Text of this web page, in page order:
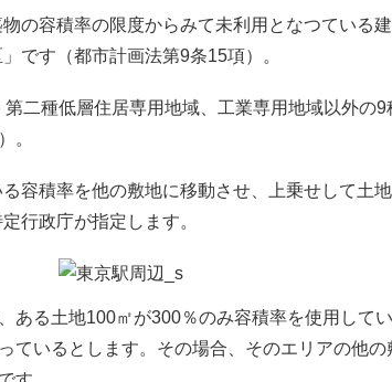
の容積率の限度からみて未利用となつている
です（都市計画法第9条15項）。
二種低層住居専用地域、工業専用地域以外の
。
容積率を他の敷地に移動させ、上乗せして土
行政庁が指定します。
ある土地100㎡が300％のみ容積率を使用して
ているとします。その場合、そのエリアの他